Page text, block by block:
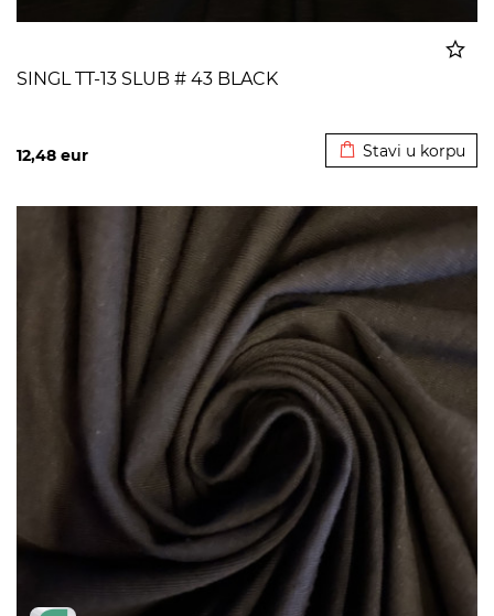
SINGL TT-13 SLUB # 43 BLACK
12,48 eur Stavi u korpu